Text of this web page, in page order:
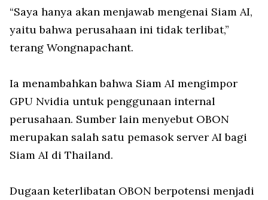
“Saya hanya akan menjawab mengenai Siam AI,
yaitu bahwa perusahaan ini tidak terlibat,”
terang Wongnapachant.
Ia menambahkan bahwa Siam AI mengimpor
GPU Nvidia untuk penggunaan internal
perusahaan. Sumber lain menyebut OBON
merupakan salah satu pemasok server AI bagi
Siam AI di Thailand.
Dugaan keterlibatan OBON berpotensi menjadi